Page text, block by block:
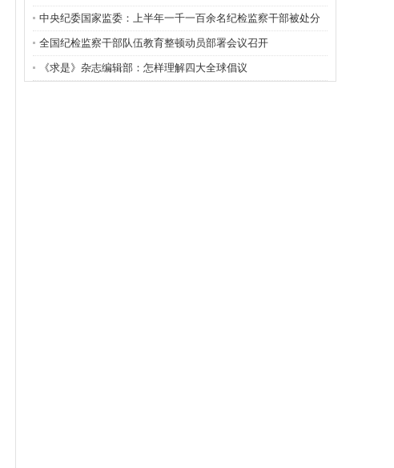
中央纪委国家监委：上半年一千一百余名纪检监察干部被处分
全国纪检监察干部队伍教育整顿动员部署会议召开
《求是》杂志编辑部：怎样理解四大全球倡议